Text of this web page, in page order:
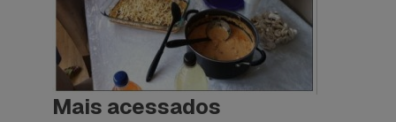
Mais acessados